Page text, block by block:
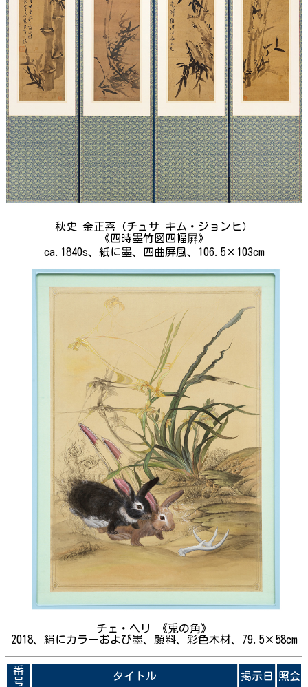
秋史 金正喜（チュサ キム・ジョンヒ）
《四時墨竹図四幅屛》
ca.1840s、紙に墨、四曲屏風、106.5×103cm
チェ・ヘリ 《兎の角》
2018、絹にカラーおよび墨、顔料、彩色木材、79.5×58cm
番
号
タイトル 掲示日 照会